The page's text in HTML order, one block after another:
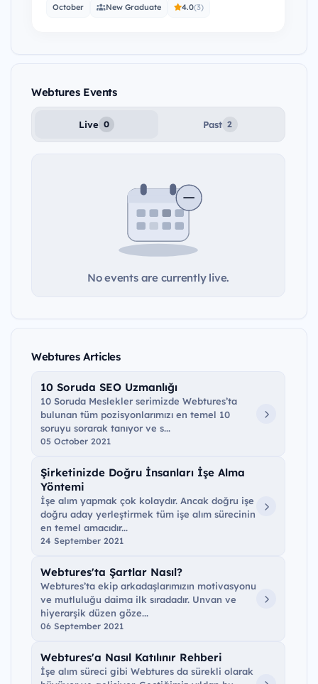
daha fazla kadının katkısını toplamak ve kadın…
October New Graduate 4.0(3)
Webtures Events
Live 0 Past 2
No events are currently live.
Webtures Articles
10 Soruda SEO Uzmanlığı
10 Soruda Meslekler serimizde Webtures’ta
bulunan tüm pozisyonlarımızı en temel 10
soruyu sorarak tanıyor ve s...
05 October 2021
Şirketinizde Doğru İnsanları İşe Alma
Yöntemi
İşe alım yapmak çok kolaydır. Ancak doğru işe
doğru aday yerleştirmek tüm işe alım sürecinin
en temel amacıdır...
24 September 2021
Webtures'ta Şartlar Nasıl?
Webtures’ta ekip arkadaşlarımızın motivasyonu
ve mutluluğu daima ilk sıradadır. Unvan ve
hiyerarşik düzen göze...
06 September 2021
Webtures'a Nasıl Katılınır Rehberi
İşe alım süreci gibi Webtures da sürekli olarak